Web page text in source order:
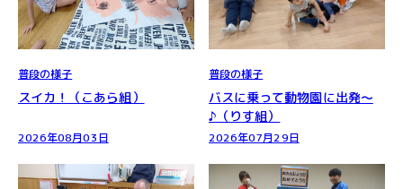
普段の様子
スイカ！（こあら組）
2026年08月03日
普段の様子
バスに乗って動物園に出発～
♪（りす組）
2026年07月29日